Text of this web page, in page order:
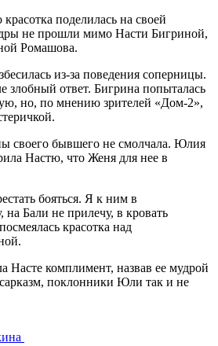
поделилась на своей
не прошли мимо Насти Бигриной,
Ромашова.
из-за поведения соперницы.
злобный ответ. Бигрина попыталась
но, по мнению зрителей «Дом-2»,
своего бывшего не смолчала. Юлия
Настю, что Женя для нее в
бояться. Я к ним в
на Бали не прилечу, в кровать
красотка над
Насте комплимент, назвав ее мудрой
поклонники Юли так и не